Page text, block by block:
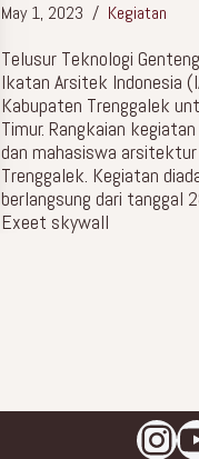
May 1, 2023 Kegiatan
Telusur Teknologi
Ikatan Arsitek Indonesia
Kabupaten Trenggalek
Timur. Rangkaian
dan mahasiswa
Trenggalek. Kegiatan
berlangsung dari tanggal
Exeet skywall